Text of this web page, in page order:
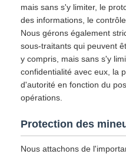
mais sans s'y limiter, le
des informations, le
Nous gérons également
sous-traitants qui peuvent
y compris, mais sans s'y
confidentialité avec eux, la
d'autorité en fonction du
opérations.
Protection des
Nous attachons de